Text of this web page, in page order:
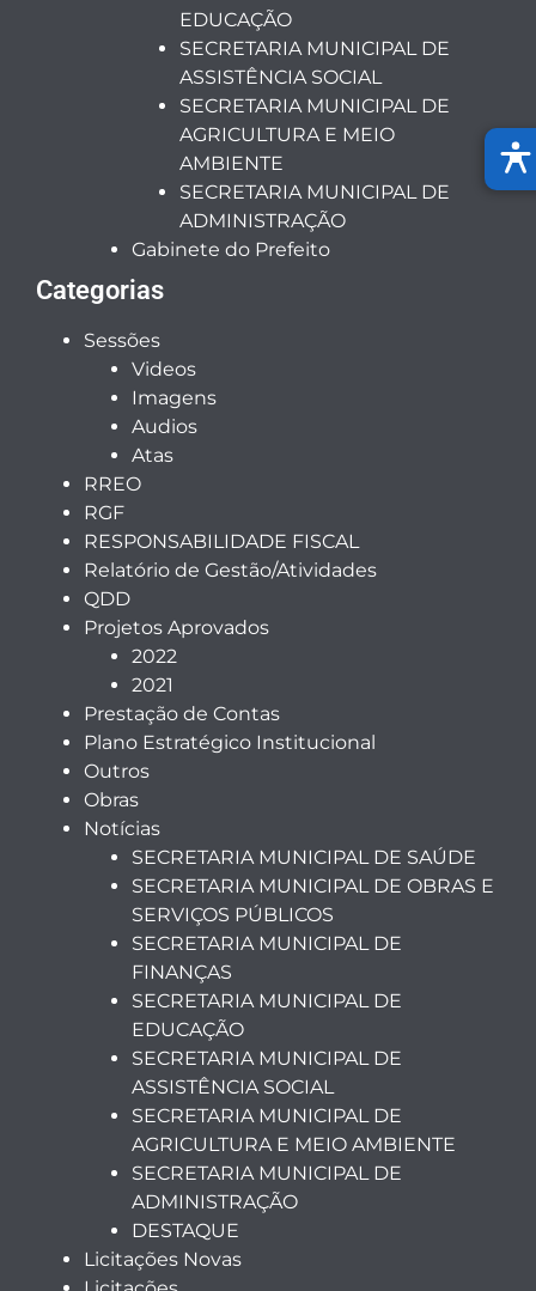
EDUCAÇÃO
SECRETARIA MUNICIPAL DE
ASSISTÊNCIA SOCIAL
SECRETARIA MUNICIPAL DE
AGRICULTURA E MEIO
AMBIENTE
SECRETARIA MUNICIPAL DE
ADMINISTRAÇÃO
Gabinete do Prefeito
Categorias
Sessões
Videos
Imagens
Audios
Atas
RREO
RGF
RESPONSABILIDADE FISCAL
Relatório de Gestão/Atividades
QDD
Projetos Aprovados
2022
2021
Prestação de Contas
Plano Estratégico Institucional
Outros
Obras
Notícias
SECRETARIA MUNICIPAL DE SAÚDE
SECRETARIA MUNICIPAL DE OBRAS E
SERVIÇOS PÚBLICOS
SECRETARIA MUNICIPAL DE
FINANÇAS
SECRETARIA MUNICIPAL DE
EDUCAÇÃO
SECRETARIA MUNICIPAL DE
ASSISTÊNCIA SOCIAL
SECRETARIA MUNICIPAL DE
AGRICULTURA E MEIO AMBIENTE
SECRETARIA MUNICIPAL DE
ADMINISTRAÇÃO
DESTAQUE
Licitações Novas